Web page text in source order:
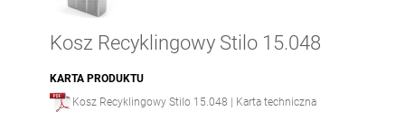
Kosz Recyklingowy Pavo 15.263.2
Kosz Recyklingowy Pavo 15.063.2
Kosz Recyklingowy Pavo 15.563.2
Kosz Recyklingowy Stilo 15.048
KARTA PRODUKTU
Kosz Recyklingowy Stilo 15.048 | Karta techniczna